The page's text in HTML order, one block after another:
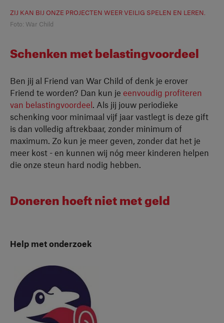
ZIJ KAN BIJ ONZE PROJECTEN WEER VEILIG SPELEN EN LEREN.
Foto: War Child
Schenken met belastingvoordeel
Ben jij al Friend van War Child of denk je erover
Friend te worden? Dan kun je eenvoudig profiteren
van belastingvoordeel . Als jij jouw periodieke
schenking voor minimaal vijf jaar vastlegt is deze gift
is dan volledig aftrekbaar, zonder minimum of
maximum. Zo kun je meer geven, zonder dat het je
meer kost - en kunnen wij nóg meer kinderen helpen
die onze steun hard nodig hebben.
Doneren hoeft niet met geld
Help met onderzoek